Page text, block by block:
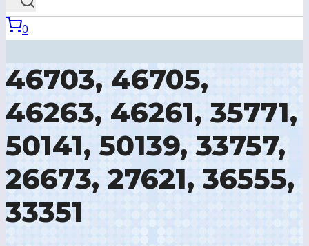
0
46703, 46705,
46263, 46261, 35771,
50141, 50139, 33757,
26673, 27621, 36555,
33351